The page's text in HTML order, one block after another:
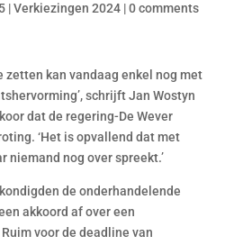
|Verkiezingen 2024|0 comments
zetten kan vandaag enkel nog met
schrijft Jan Wostyn
dat de regering-De Wever
‘Het is opvallend dat met
niemand nog over spreekt.’
de onderhandelende
akkoord af over een
voor de deadline van